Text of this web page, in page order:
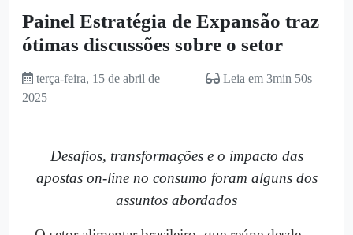
Painel Estratégia de Expansão traz
ótimas discussões sobre o setor
terça-feira, 15 de abril de
2025
Leia em 3min 50s
Desafios, transformações e o impacto das
apostas on-line no consumo foram alguns dos
assuntos abordados